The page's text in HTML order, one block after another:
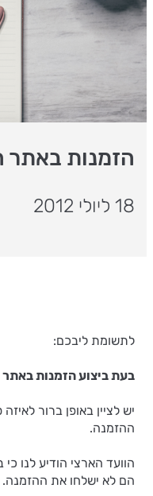
הזמנות באתר
18 ליולי 2012
לתשומת ליבכם:
בעת ביצוע הזמנות באתר
יש לציין באופן ברור
ההזמנה.
הוועד הארצי הודיע לנו
הם לא ישלחו את ההזמנה.